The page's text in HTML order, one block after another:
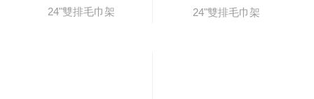
24"雙排毛巾架 24"雙排毛巾架